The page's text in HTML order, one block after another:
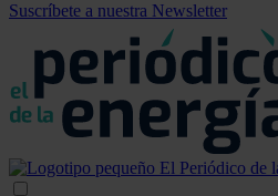
Suscríbete a nuestra Newsletter